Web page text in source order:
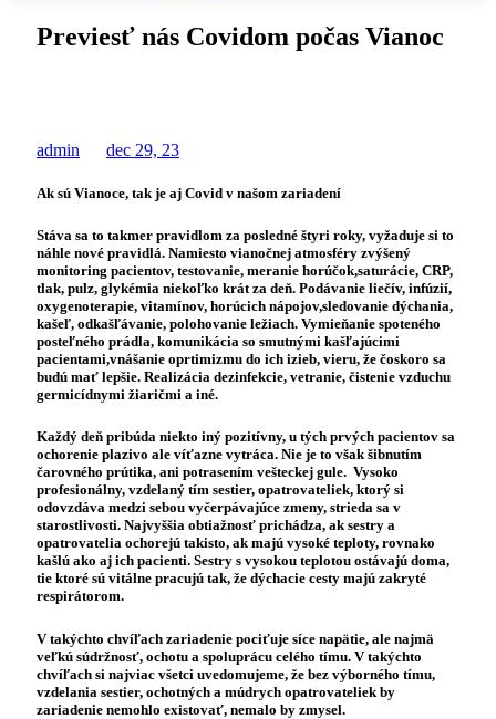
Previesť nás Covidom počas Vianoc
admin dec 29, 23
Ak sú Vianoce, tak je aj Covid v našom zariadení
Stáva sa to takmer pravidlom za posledné štyri roky, vyžaduje si to
náhle nové pravidlá. Namiesto vianočnej atmosféry zvýšený
monitoring pacientov, testovanie, meranie horúčok,saturácie, CRP,
tlak, pulz, glykémia niekoľko krát za deň. Podávanie liečív, infúzií,
oxygenoterapie, vitamínov, horúcich nápojov,sledovanie dýchania,
kašeľ, odkašľávanie, polohovanie ležiach. Vymieňanie spoteného
posteľného prádla, komunikácia so smutnými kašľajúcimi
pacientami,vnášanie oprtimizmu do ich izieb, vieru, že čoskoro sa
budú mať lepšie. Realizácia dezinfekcie, vetranie, čistenie vzduchu
germicídnymi žiaričmi a iné.
Každý deň pribúda niekto iný pozitívny, u tých prvých pacientov sa
ochorenie plazivo ale víťazne vytráca. Nie je to však šibnutím
čarovného prútika, ani potrasením vešteckej gule. Vysoko
profesionálny, vzdelaný tím sestier, opatrovateliek, ktorý si
odovzdáva medzi sebou vyčerpávajúce zmeny, strieda sa v
starostlivosti. Najvyššia obtiažnosť prichádza, ak sestry a
opatrovatelia ochorejú takisto, ak majú vysoké teploty, rovnako
kašlú ako aj ich pacienti. Sestry s vysokou teplotou ostávajú doma,
tie ktoré sú vitálne pracujú tak, že dýchacie cesty majú zakryté
respirátorom.
V takýchto chvíľach zariadenie pociťuje síce napätie, ale najmä
veľkú súdržnosť, ochotu a spoluprácu celého tímu. V takýchto
chvíľach si najviac všetci uvedomujeme, že bez výborného tímu,
vzdelania sestier, ochotných a múdrych opatrovateliek by
zariadenie nemohlo existovať, nemalo by zmysel.